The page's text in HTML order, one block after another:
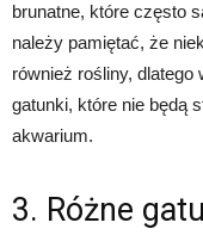
brunatne, które często
należy pamiętać, że
również rośliny, dlatego
gatunki, które nie będą
akwarium.
3. Różne